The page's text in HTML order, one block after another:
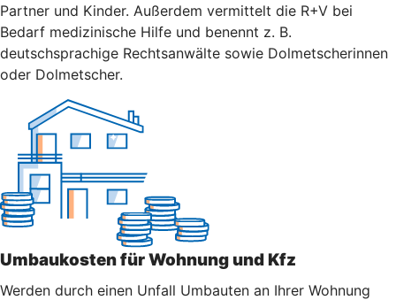
Partner und Kinder. Außerdem vermittelt die R+V bei
Bedarf medizinische Hilfe und benennt z. B.
deutschsprachige Rechtsanwälte sowie Dolmetscherinnen
oder Dolmetscher.
Umbaukosten für Wohnung und Kfz
Werden durch einen Unfall Umbauten an Ihrer Wohnung